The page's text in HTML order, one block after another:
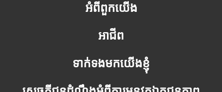
អំពីពួកយើង
អាជីព
ទាក់ទងមកយើងខ្ញុំ